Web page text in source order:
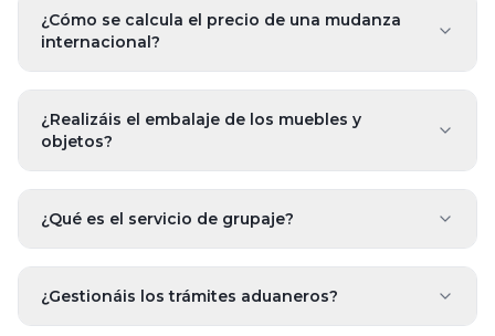
¿Cómo se calcula el precio de una mudanza
internacional?
¿Realizáis el embalaje de los muebles y
objetos?
¿Qué es el servicio de grupaje?
¿Gestionáis los trámites aduaneros?